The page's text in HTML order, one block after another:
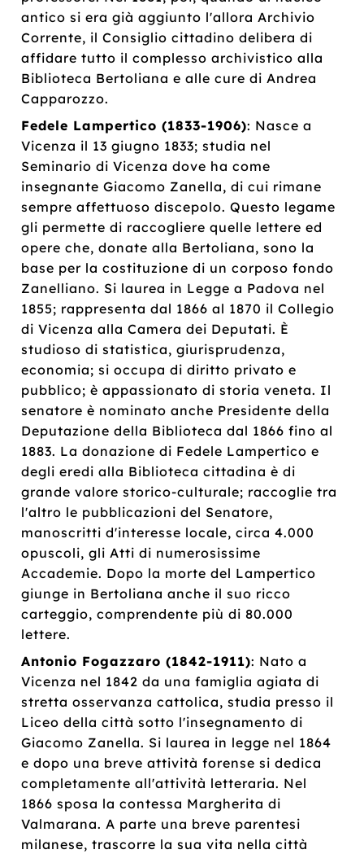
antico si era già aggiunto l'allora Archivio
Corrente, il Consiglio cittadino delibera di
affidare tutto il complesso archivistico alla
Biblioteca Bertoliana e alle cure di Andrea
Capparozzo.
Fedele Lampertico (1833-1906): Nasce a
Vicenza il 13 giugno 1833; studia nel
Seminario di Vicenza dove ha come
insegnante Giacomo Zanella, di cui rimane
sempre affettuoso discepolo. Questo legame
gli permette di raccogliere quelle lettere ed
opere che, donate alla Bertoliana, sono la
base per la costituzione di un corposo fondo
Zanelliano. Si laurea in Legge a Padova nel
1855; rappresenta dal 1866 al 1870 il Collegio
di Vicenza alla Camera dei Deputati. È
studioso di statistica, giurisprudenza,
economia; si occupa di diritto privato e
pubblico; è appassionato di storia veneta. Il
senatore è nominato anche Presidente della
Deputazione della Biblioteca dal 1866 fino al
1883. La donazione di Fedele Lampertico e
degli eredi alla Biblioteca cittadina è di
grande valore storico-culturale; raccoglie tra
l'altro le pubblicazioni del Senatore,
manoscritti d'interesse locale, circa 4.000
opuscoli, gli Atti di numerosissime
Accademie. Dopo la morte del Lampertico
giunge in Bertoliana anche il suo ricco
carteggio, comprendente più di 80.000
lettere.
Antonio Fogazzaro (1842-1911): Nato a
Vicenza nel 1842 da una famiglia agiata di
stretta osservanza cattolica, studia presso il
Liceo della città sotto l'insegnamento di
Giacomo Zanella. Si laurea in legge nel 1864
e dopo una breve attività forense si dedica
completamente all'attività letteraria. Nel
1866 sposa la contessa Margherita di
Valmarana. A parte una breve parentesi
milanese, trascorre la sua vita nella città